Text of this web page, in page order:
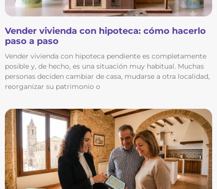
Vender vivienda con hipoteca: cómo hacerlo
paso a paso
Vender vivienda con hipoteca pendiente es completamente
posible y, de hecho, es una situación muy habitual. Muchas
personas deciden cambiar de casa, mudarse a otra localidad,
reorganizar su patrimonio o